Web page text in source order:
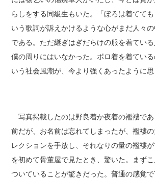
らしをする同級生もいた。「ぼろは着てて
いう歌詞が訴えかけるような心がまだ人々
である。ただ継ぎはぎだらけの服を着てい
僕の周りにはいなかった。ボロ着を着てい
いう社会風潮が、今より強くあったように思
写真掲載したのは野良着か夜着の襤褸で
前だが、お名前は忘れてしまったが、襤褸
レクションを手放し、それなりの量の襤褸
を初めて骨董屋で見たとき、驚いた。まず
ついていることが驚きだった。普通の感覚